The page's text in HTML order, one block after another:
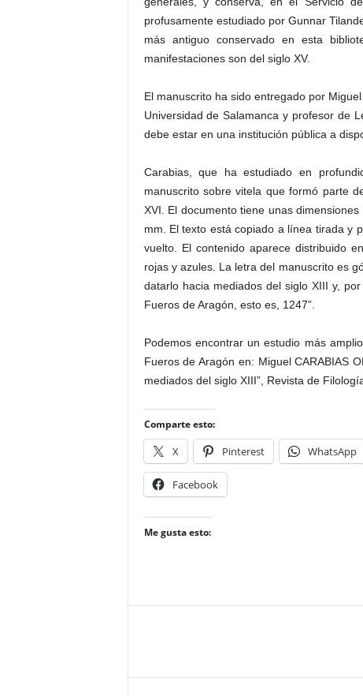
profusamente estudiado por Gunnar
más antiguo conservado en esta
manifestaciones son del siglo XV.
El manuscrito ha sido entregado por
Universidad de Salamanca y profesor de
debe estar en una institución pública a
Carabias, que ha estudiado en
manuscrito sobre vitela que formó parte
XVI. El documento tiene unas
mm. El texto está copiado a línea tirada y
vuelto. El contenido aparece distribuido
rojas y azules. La letra del manuscrito es
datarlo hacia mediados del siglo XIII y,
Fueros de Aragón, esto es, 1247”.
Podemos encontrar un estudio más
Fueros de Aragón en: Miguel CARABIAS
mediados del siglo XIII”, Revista de
Comparte esto:
X Pinterest WhatsApp
Facebook
Me gusta esto: